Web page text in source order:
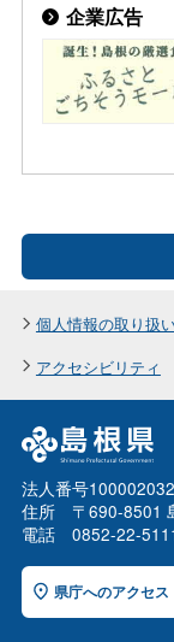
企業広告
個人情報の取り扱
アクセシビリティ
法人番号
住所 〒690-8501
電話 0852-22-5111
県庁へのアクセス